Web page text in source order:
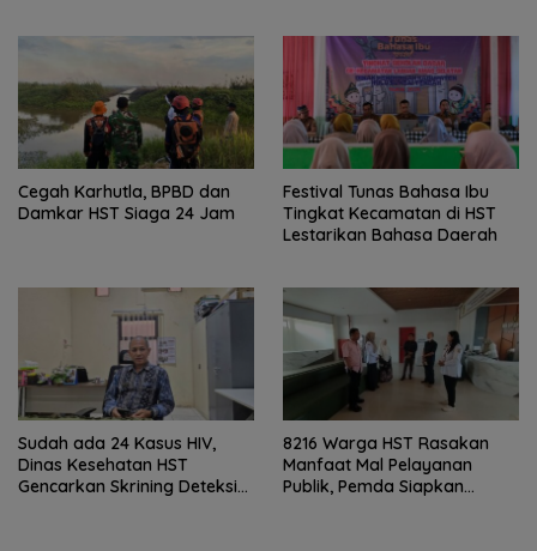
Cegah Karhutla, BPBD dan
Damkar HST Siaga 24 Jam
Festival Tunas Bahasa Ibu
Tingkat Kecamatan di HST
Lestarikan Bahasa Daerah
Sudah ada 24 Kasus HIV,
Dinas Kesehatan HST
Gencarkan Skrining Deteksi
8216 Warga HST Rasakan
Manfaat Mal Pelayanan
Publik, Pemda Siapkan